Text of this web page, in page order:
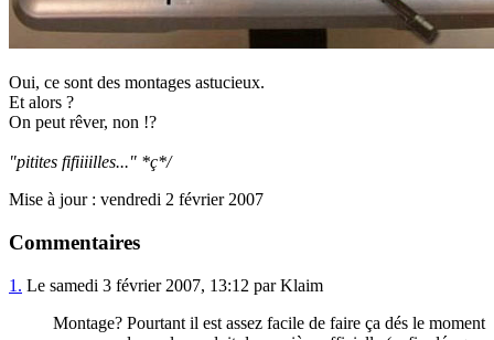
Oui, ce sont des montages astucieux.
Et alors ?
On peut rêver, non !?
"pitites fifiiiilles..." *ç*/
Mise à jour : vendredi 2 février 2007
Commentaires
1. Le samedi 3 février 2007, 13:12 par Klaim
Montage? Pourtant il est assez facile de faire ça dés le moment